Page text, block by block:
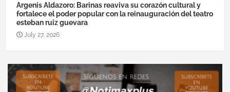
Argenis Aldazoro: Barinas reaviva su corazón cultural y
fortalece el poder popular con la reinauguración del teatro
esteban ruiz guevara
July 27, 2026